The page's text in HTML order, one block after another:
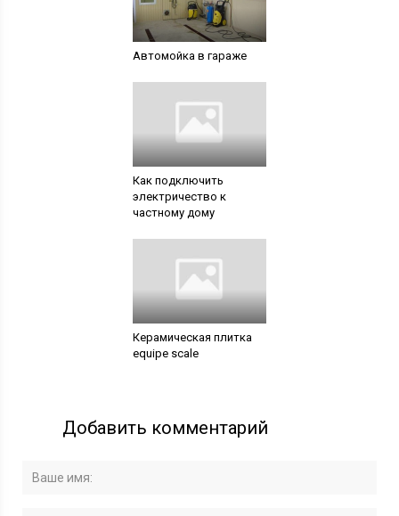
Автомойка в гараже
Как подключить
электричество к
частному дому
Керамическая плитка
equipe scale
Добавить комментарий